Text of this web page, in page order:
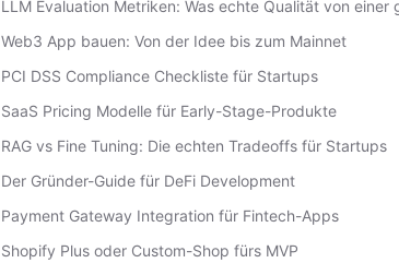
LLM Evaluation Metriken: Was echte Qualität von
Web3 App bauen: Von der Idee bis zum Mainnet
PCI DSS Compliance Checkliste für Startups
SaaS Pricing Modelle für Early-Stage-Produkte
RAG vs Fine Tuning: Die echten Tradeoffs für Startups
Der Gründer-Guide für DeFi Development
Payment Gateway Integration für Fintech-Apps
Shopify Plus oder Custom-Shop fürs MVP